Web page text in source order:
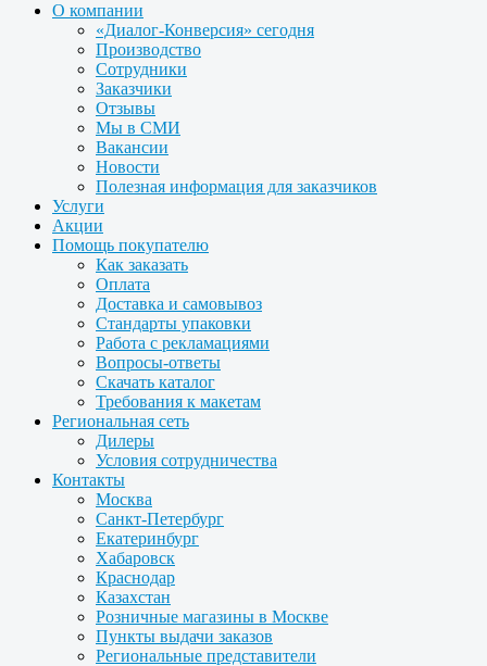
О компании
«Диалог-Конверсия» сегодня
Производство
Сотрудники
Заказчики
Отзывы
Мы в СМИ
Вакансии
Новости
Полезная информация для заказчиков
Услуги
Акции
Помощь покупателю
Как заказать
Оплата
Доставка и самовывоз
Стандарты упаковки
Работа с рекламациями
Вопросы-ответы
Скачать каталог
Требования к макетам
Региональная сеть
Дилеры
Условия сотрудничества
Контакты
Москва
Санкт-Петербург
Екатеринбург
Хабаровск
Краснодар
Казахстан
Розничные магазины в Москве
Пункты выдачи заказов
Региональные представители